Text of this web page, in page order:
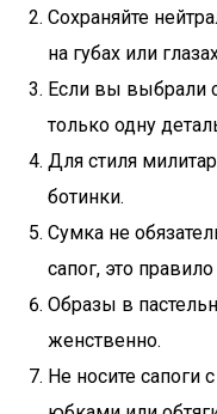
Сохраняйте
на губах или
Если вы выбрали
только одну
Для стиля
ботинки.
Сумка не
сапог, это
Образы в
женственно.
Не носите